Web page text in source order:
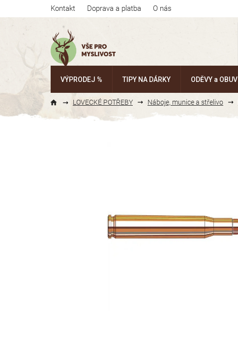
Kontakt Doprava a platba O nás
VÝPRODEJ % TIPY NA DÁRKY ODĚVY a OBUV
LOVECKÉ POTŘEBY Náboje, munice a střelivo